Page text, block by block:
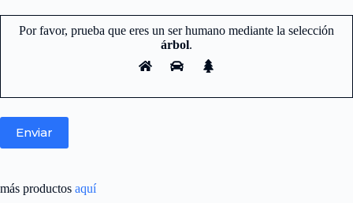
Por favor, prueba que eres un ser humano mediante la selección
árbol.
más productos aquí